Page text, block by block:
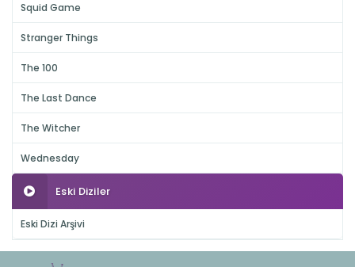
Squid Game
Stranger Things
The 100
The Last Dance
The Witcher
Wednesday
Eski Diziler
Eski Dizi Arşivi